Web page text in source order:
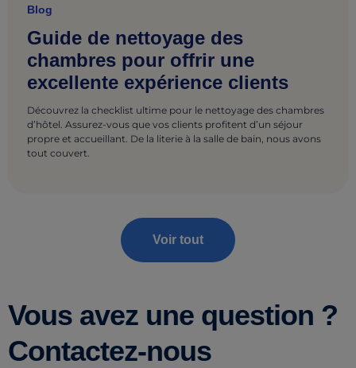
Blog
Guide de nettoyage des
chambres pour offrir une
excellente expérience clients
Découvrez la checklist ultime pour le nettoyage des chambres
d’hôtel. Assurez-vous que vos clients profitent d’un séjour
propre et accueillant. De la literie à la salle de bain, nous avons
tout couvert.
Voir tout
Vous avez une question ?
Contactez-nous